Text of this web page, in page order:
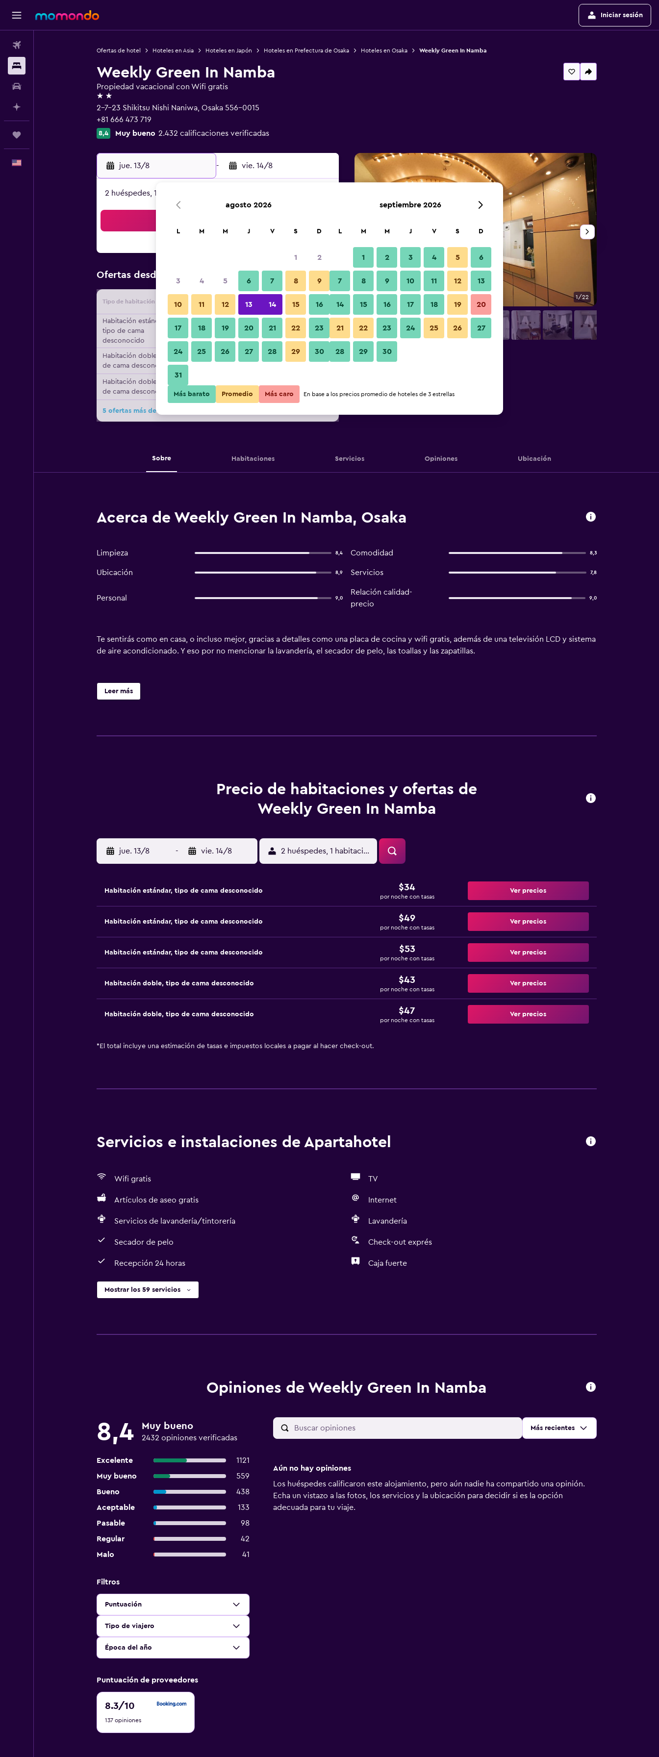
Iniciar sesión
Ofertas de hotel Hoteles en Asia Hoteles en Japón Hoteles en Prefectura de Osaka Hoteles en Osaka Weekly Green In Namba
Weekly Green In Namba
Propiedad vacacional con Wifi gratis
2 estrellas
2-7-23 Shikitsu Nishi Naniwa, Osaka 556-0015
+81 666 473 719
8,4 Muy bueno 2.432 calificaciones verificadas
jue. 13/8 - vie. 14/8
2 huéspedes, 1 habitación
Ofertas desde Oferta más barata de precio por noche
Tipo de habitación Proveedor Total noche
Habitación estándar,
tipo de cama
desconocido
$34 Ver oferta
Habitación doble, tipo
de cama desconocido
$43 Ver oferta
Habitación doble, tipo
de cama desconocido
$47 Ver oferta
5 ofertas más de Weekly Green In Namba
Recepción 1/22
Fotos
Sobre Habitaciones Servicios Opiniones Ubicación
Acerca de Weekly Green In Namba, Osaka
Limpieza 8,4 Comodidad 8,3
Ubicación 8,9 Servicios 7,8
Personal 9,0
Relación calidad-
precio
9,0
Te sentirás como en casa, o incluso mejor, gracias a detalles como una placa de cocina y wifi gratis, además de una televisión LCD y sistema
de aire acondicionado. Y eso por no mencionar la lavandería, el secador de pelo, las toallas y las zapatillas.
Leer más
Precio de habitaciones y ofertas de
Weekly Green In Namba
jue. 13/8 - vie. 14/8 2 huéspedes, 1 habitación
Habitación estándar, tipo de cama desconocido $34
por noche con tasas
Ver precios
Habitación estándar, tipo de cama desconocido $49
por noche con tasas
Ver precios
Habitación estándar, tipo de cama desconocido $53
por noche con tasas
Ver precios
Habitación doble, tipo de cama desconocido $43
por noche con tasas
Ver precios
Habitación doble, tipo de cama desconocido $47
por noche con tasas
Ver precios
* El total incluye una estimación de tasas e impuestos locales a pagar al hacer check-out.
Servicios e instalaciones de Apartahotel
Wifi gratis TV
Artículos de aseo gratis Internet
Servicios de lavandería/tintorería Lavandería
Secador de pelo Check-out exprés
Recepción 24 horas Caja fuerte
Mostrar los 59 servicios
Opiniones de Weekly Green In Namba
8,4 Muy bueno
2432 opiniones verificadas
Excelente
1121
Muy bueno
559
Bueno
438
Aceptable
133
Pasable
98
Regular
42
Malo
41
Ordenar por:
Más recientes
Filtros
Puntuación
Tipo de viajero
Época del año
Puntuación de proveedores
8.3/10
8.3
10
137 opiniones
Aún no hay opiniones
Los huéspedes calificaron este alojamiento, pero aún nadie ha compartido una opinión.
Echa un vistazo a las fotos, los servicios y la ubicación para decidir si es la opción
adecuada para tu viaje.
agosto 2026
L M M J V S D
1 2
3 4 5 6 7 8 9
10 11 12 13 14 15 16
17 18 19 20 21 22 23
24 25 26 27 28 29 30
31
septiembre 2026
L M M J V S D
1 2 3 4 5 6
7 8 9 10 11 12 13
14 15 16 17 18 19 20
21 22 23 24 25 26 27
28 29 30
Más barato Promedio Más caro En base a los precios promedio de hoteles de 3 estrellas